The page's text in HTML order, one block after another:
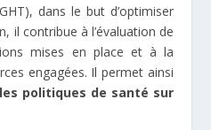
dans le but d’optimiser
il contribue à l’évaluation de
mises en place et à la
engagées. Il permet ainsi
politiques de santé sur